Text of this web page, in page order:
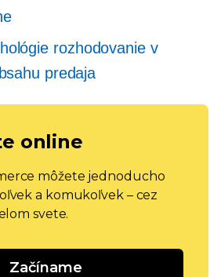
rozhodovaniev
predaja
online
môžete jednoducho
a komukoľvek – cez
svete.
Začíname